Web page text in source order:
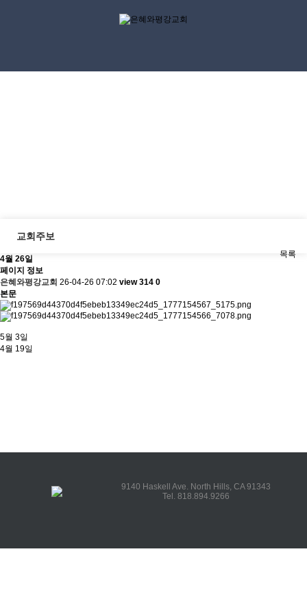
교회주보
목록
4월 26일
페이지 정보
은혜와평강교회 26-04-26 07:02 view 314 0
본문
5월 3일
4월 19일
9140 Haskell Ave. North Hills, CA 91343
Tel. 818.894.9266